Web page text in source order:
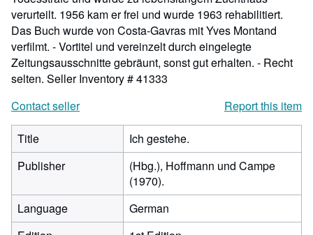
verurteilt. 1956 kam er frei und wurde 1963 rehabilitiert.
Das Buch wurde von Costa-Gavras mit Yves Montand
verfilmt. - Vortitel und vereinzelt durch eingelegte
Zeitungsausschnitte gebräunt, sonst gut erhalten. - Recht
selten. Seller Inventory # 41333
Contact seller
Report this item
Title
Ich gestehe.
Publisher
(Hbg.), Hoffmann und Campe
(1970).
Language
German